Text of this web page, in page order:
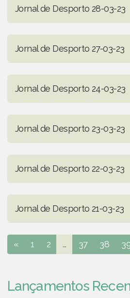
Jornal de Desporto 28-03-23
Jornal de Desporto 27-03-23
Jornal de Desporto 24-03-23
Jornal de Desporto 23-03-23
Jornal de Desporto 22-03-23
Jornal de Desporto 21-03-23
« 1 2 ... 37 38
Lançamentos